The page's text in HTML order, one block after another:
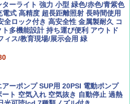
（エアライン）2026年9月号【特
ーイング110周年を祝して！
日本地理 地図・統計・移動から読み
談社現代新書)
ング フルクローズ メッシュ 3-4人用
置 ポップアップテント エクルベージ
様) PATC-150B(EB)
ラックコーティング フルクローズ メ
4人用 簡単設置 ポップアップテント P
ターライト 強力 小型 緑色/赤色/青紫色
電式 高精度 超長距離照射 長時間使用
全ロック付き 高安全性 金属製耐久 コ
ト多機能設計 持ち運び便利 アウトド
ィス/教育現場/展示会用 緑
アーポンプ SUP用 20PSI 電動ポンプ
ート 空気入れ 空気抜き 自動停止 過熱